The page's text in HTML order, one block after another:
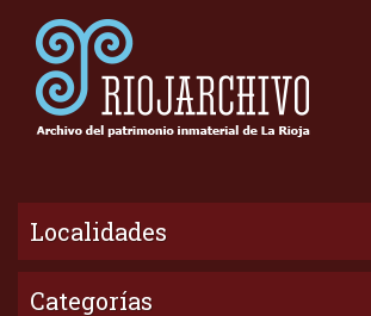
Localidades
Categorías